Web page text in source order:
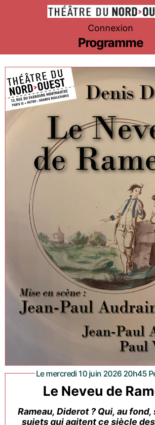
Théâtre
du
Nord-
Ouest
Connexion
Programme
Le mercredi 10 juin 2026 20h45
Le Neveu de
Rameau, Diderot ? Qui, au fond, sur tous les
sujets qui agitent ce siècle